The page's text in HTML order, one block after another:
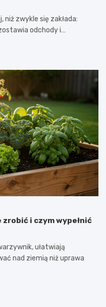
niż zwykle się zakłada:
odchody i…
zrobić i czym wypełnić
ułatwiają
nad ziemią niż uprawa